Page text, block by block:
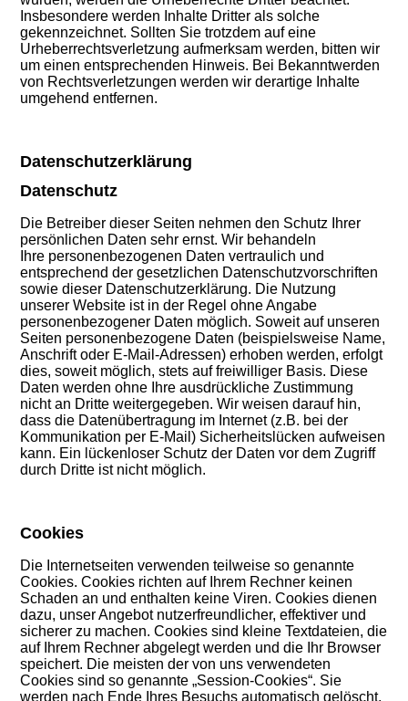
Insbesondere werden Inhalte Dritter als solche
gekennzeichnet. Sollten Sie trotzdem auf eine
Urheberrechtsverletzung aufmerksam werden, bitten wir
um einen entsprechenden Hinweis. Bei Bekanntwerden
von Rechtsverletzungen werden wir derartige Inhalte
umgehend entfernen.
Datenschutzerklärung
Datenschutz
Die Betreiber dieser Seiten nehmen den Schutz Ihrer
persönlichen Daten sehr ernst. Wir behandeln
Ihre personenbezogenen Daten vertraulich und
entsprechend der gesetzlichen Datenschutzvorschriften
sowie dieser Datenschutzerklärung. Die Nutzung
unserer Website ist in der Regel ohne Angabe
personenbezogener Daten möglich. Soweit auf unseren
Seiten personenbezogene Daten (beispielsweise Name,
Anschrift oder E-Mail-Adressen) erhoben werden, erfolgt
dies, soweit möglich, stets auf freiwilliger Basis. Diese
Daten werden ohne Ihre ausdrückliche Zustimmung
nicht an Dritte weitergegeben. Wir weisen darauf hin,
dass die Datenübertragung im Internet (z.B. bei der
Kommunikation per E-Mail) Sicherheitslücken aufweisen
kann. Ein lückenloser Schutz der Daten vor dem Zugriff
durch Dritte ist nicht möglich.
Cookies
Die Internetseiten verwenden teilweise so genannte
Cookies. Cookies richten auf Ihrem Rechner keinen
Schaden an und enthalten keine Viren. Cookies dienen
dazu, unser Angebot nutzerfreundlicher, effektiver und
sicherer zu machen. Cookies sind kleine Textdateien, die
auf Ihrem Rechner abgelegt werden und die Ihr Browser
speichert. Die meisten der von uns verwendeten
Cookies sind so genannte „Session-Cookies“. Sie
werden nach Ende Ihres Besuchs automatisch gelöscht.